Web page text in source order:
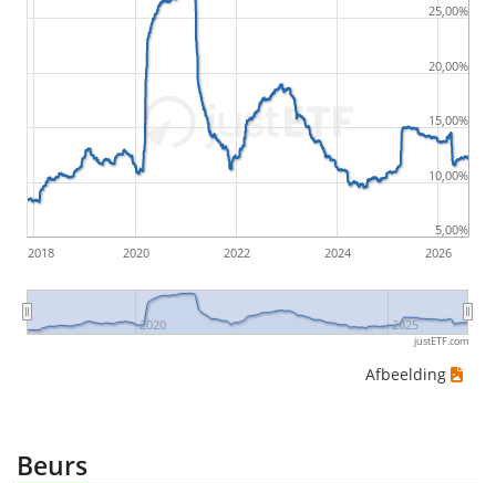
20€, an investor would have suffered the worst loss
by buying for 10€ and subsequently selling for 5€.
Therefore in this case the maximum drawdown
would be (5€ - 10€)/10€ = -50%.
ETF-rendementen zijn inclusief dividenduitkeringen
(indien van toepassing).
2018 2020 2022 2024 2026
2020 2025
5,00%
10,00%
15,00%
20,00%
25,00%
justETF.com
Afbeelding
Beurs